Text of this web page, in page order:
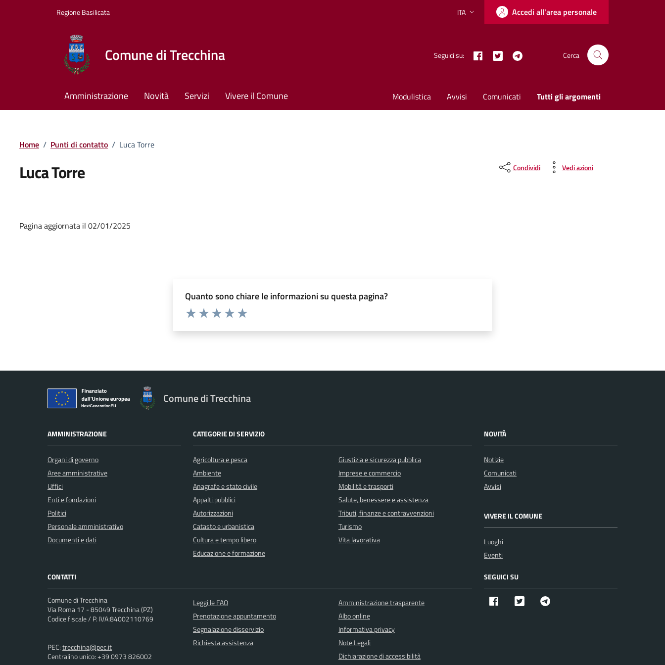
Regione Basilicata Lingua attiva:
ITA Accedi all'area personale
Comune di Trecchina Seguici su: FacebookTwitter X Cerca
Amministrazione Novità Servizi Vivere il Comune Modulistica Avvisi Comunicati Tutti gli argomenti
Home / Punti di contatto / Luca Torre
Luca Torre Condividi Vedi azioni
Pagina aggiornata il 02/01/2025
Quanto sono chiare le informazioni su questa pagina?
Comune di Trecchina
AMMINISTRAZIONE
Organi di governo
Aree amministrative
Uffici
Enti e fondazioni
Politici
Personale amministrativo
Documenti e dati
CATEGORIE DI SERVIZIO
Agricoltura e pesca
Ambiente
Anagrafe e stato civile
Appalti pubblici
Autorizzazioni
Catasto e urbanistica
Cultura e tempo libero
Educazione e formazione
Giustizia e sicurezza pubblica
Imprese e commercio
Mobilità e trasporti
Salute, benessere e assistenza
Tributi, finanze e contravvenzioni
Turismo
Vita lavorativa
NOVITÀ
Notizie
Comunicati
Avvisi
VIVERE IL COMUNE
Luoghi
Eventi
CONTATTI
Comune di Trecchina
Via Roma 17 - 85049 Trecchina (PZ)
Codice fiscale / P. IVA:84002110769
PEC:trecchina@pec.it
Centralino unico: +39 0973 826002
Leggi le FAQ
Prenotazione appuntamento
Segnalazione disservizio
Richiesta assistenza
Amministrazione trasparente
Albo online
Informativa privacy
Note Legali
Dichiarazione di accessibilità
SEGUICI SU
Facebook Twitter X